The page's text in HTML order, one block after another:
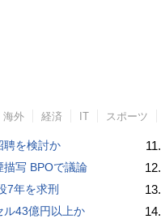
海外 経済 IT スポーツ
聘を検討か
写 BPOで議論
7年を求刑
ル43億円以上か
11.
12.
13.
14.